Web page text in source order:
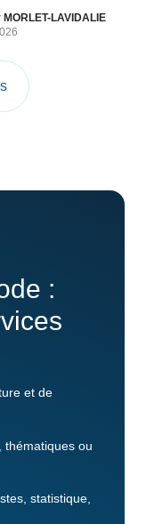
LAVIDALIE
:
et de
thématiques ou
statistique,